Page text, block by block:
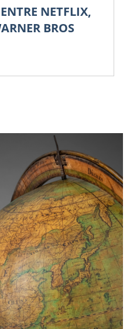
NETFLIX,
BROS